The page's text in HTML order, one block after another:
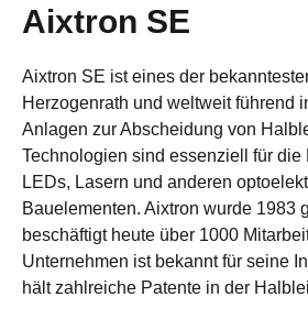
Aixtron SE
Aixtron SE ist eines der
Herzogenrath und weltweit führend
Anlagen zur Abscheidung von
Technologien sind essenziell für die
LEDs, Lasern und anderen
Bauelementen. Aixtron wurde 1983
beschäftigt heute über 1000
Unternehmen ist bekannt für seine
hält zahlreiche Patente in der